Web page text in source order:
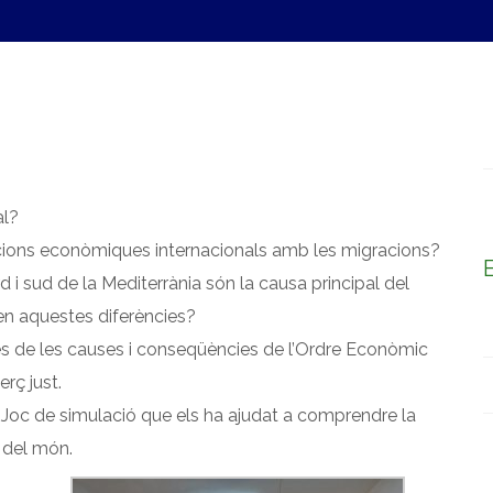
econòmiques internacionals amb les migracions?
sud de la Mediterrània són la causa principal del
aquestes diferències?
les causes i conseqüències de l’Ordre Econòmic
just.
de simulació que els ha ajudat a comprendre la
món.